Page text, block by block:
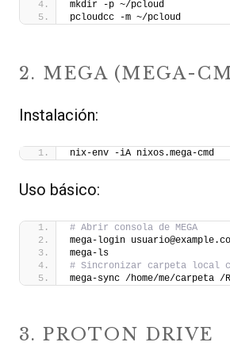
mkdir -p ~/pcloud
pcloudcc -m ~/pcloud
2. MEGA (MEGA-
Instalación:
nix-env -iA nixos.mega-cmd
Uso básico:
# Abrir consola de MEGA
mega-login
mega-ls
# Sincronizar carpeta local
mega-sync /home/me/carpeta /
3. PROTON DRIVE